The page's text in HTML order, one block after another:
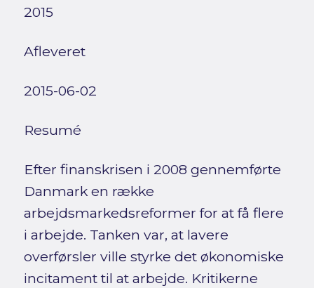
2015
Afleveret
2015-06-02
Resumé
Efter finanskrisen i 2008 gennemførte
Danmark en række
arbejdsmarkedsreformer for at få flere
i arbejde. Tanken var, at lavere
overførsler ville styrke det økonomiske
incitament til at arbejde. Kritikerne